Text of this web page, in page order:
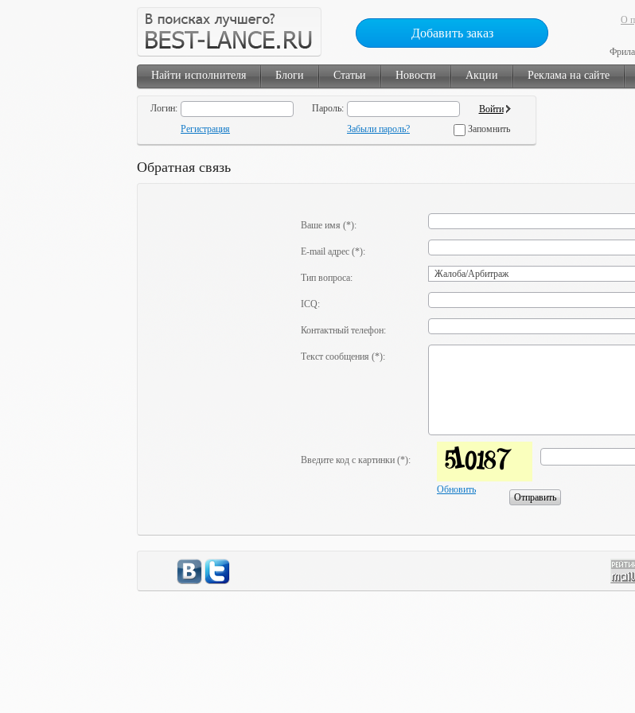
Добавить заказ
О
Найти исполнителя Блоги Статьи Новости Акции Реклама на сайте
Логин:
Пароль:
Регистрация
Забыли пароль? Запомнить
Обратная связь
Ваше имя (*):
E-mail адрес (*):
Тип вопроса:
ICQ:
Контактный телефон:
Текст сообщения (*):
Введите код с картинки (*):
Обновить